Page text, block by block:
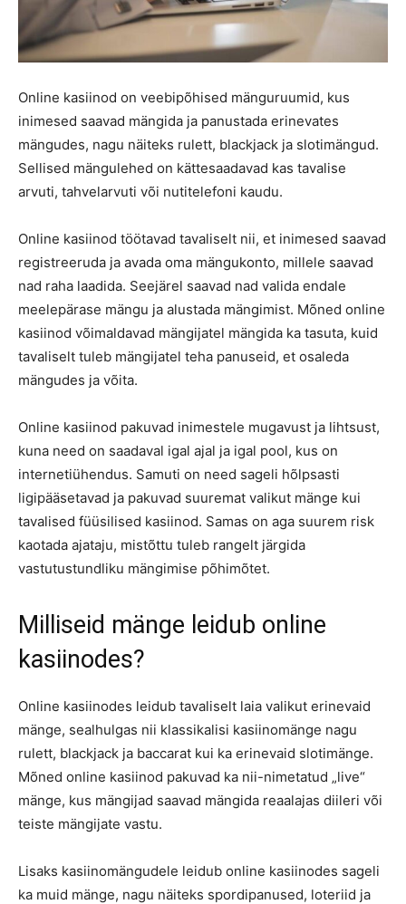
Online kasiinod on veebipõhised mänguruumid, kus
inimesed saavad mängida ja panustada erinevates
mängudes, nagu näiteks rulett, blackjack ja slotimängud.
Sellised mängulehed on kättesaadavad kas tavalise
arvuti, tahvelarvuti või nutitelefoni kaudu.
Online kasiinod töötavad tavaliselt nii, et inimesed saavad
registreeruda ja avada oma mängukonto, millele saavad
nad raha laadida. Seejärel saavad nad valida endale
meelepärase mängu ja alustada mängimist. Mõned online
kasiinod võimaldavad mängijatel mängida ka tasuta, kuid
tavaliselt tuleb mängijatel teha panuseid, et osaleda
mängudes ja võita.
Online kasiinod pakuvad inimestele mugavust ja lihtsust,
kuna need on saadaval igal ajal ja igal pool, kus on
internetiühendus. Samuti on need sageli hõlpsasti
ligipääsetavad ja pakuvad suuremat valikut mänge kui
tavalised füüsilised kasiinod. Samas on aga suurem risk
kaotada ajataju, mistõttu tuleb rangelt järgida
vastutustundliku mängimise põhimõtet.
Milliseid mänge leidub online
kasiinodes?
Online kasiinodes leidub tavaliselt laia valikut erinevaid
mänge, sealhulgas nii klassikalisi kasiinomänge nagu
rulett, blackjack ja baccarat kui ka erinevaid slotimänge.
Mõned online kasiinod pakuvad ka nii-nimetatud „live“
mänge, kus mängijad saavad mängida reaalajas diileri või
teiste mängijate vastu.
Lisaks kasiinomängudele leidub online kasiinodes sageli
ka muid mänge, nagu näiteks spordipanused, loteriid ja